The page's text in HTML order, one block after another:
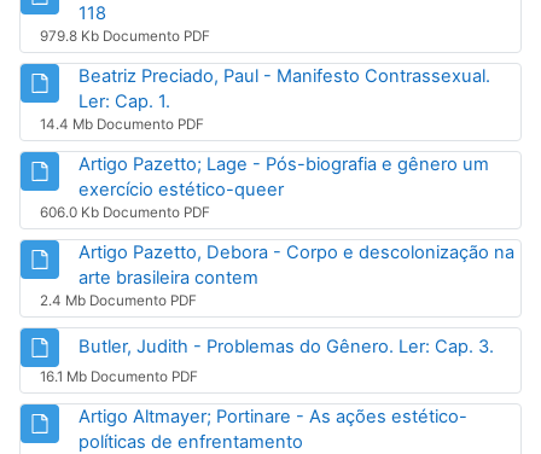
118
979.8 Kb Documento PDF
Beatriz Preciado, Paul - Manifesto Contrassexual.
Ler: Cap. 1.
14.4 Mb Documento PDF
Artigo Pazetto; Lage - Pós-biografia e gênero um
exercício estético-queerArquivo
606.0 Kb Documento PDF
Artigo Pazetto, Debora - Corpo e descolonização na
arte brasileira contem
2.4 Mb Documento PDF
Butler, Judith - Problemas do Gênero. Ler: Cap. 3.
16.1 Mb Documento PDF
Artigo Altmayer; Portinare - As ações estético-
políticas de enfrentamento